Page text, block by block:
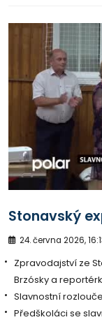
Stonavský
24. června 2026,
Zpravodajství ze
Brzósky a
Slavnostní
Předškoláci se